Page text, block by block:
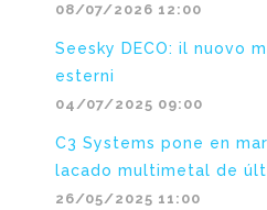
08/07/2026 12:00
Seesky DECO: il nuovo
esterni
04/07/2025 09:00
C3 Systems pone en
lacado multimetal de
26/05/2025 11:00